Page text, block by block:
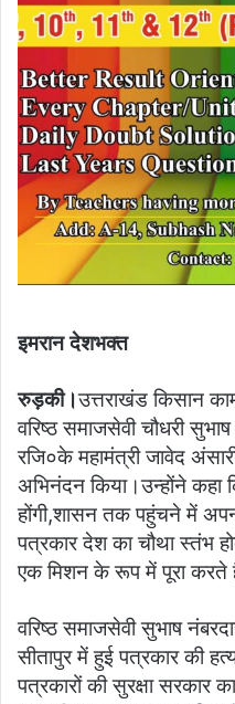
इमरान देशभक्त
रुड़की।उत्तराखंड किसान
वरिष्ठ समाजसेवी चौधरी
रजि०के महामंत्री जावेद
अभिनंदन किया।उन्होंने कहा
होंगी,शासन तक पहुंचने में
पत्रकार देश का चौथा स्तंभ
एक मिशन के रूप में पूरा करते
वरिष्ठ समाजसेवी सुभाष
सीतापुर में हुई पत्रकार की
पत्रकारों की सुरक्षा सरकार